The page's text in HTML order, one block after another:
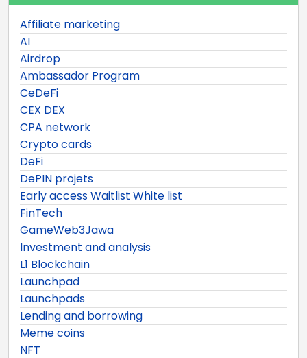
Affiliate marketing
AI
Airdrop
Ambassador Program
CeDeFi
CEX DEX
CPA network
Crypto cards
DeFi
DePIN projets
Early access Waitlist White list
FinTech
GameWeb3Jawa
Investment and analysis
L1 Blockchain
Launchpad
Launchpads
Lending and borrowing
Meme coins
NFT